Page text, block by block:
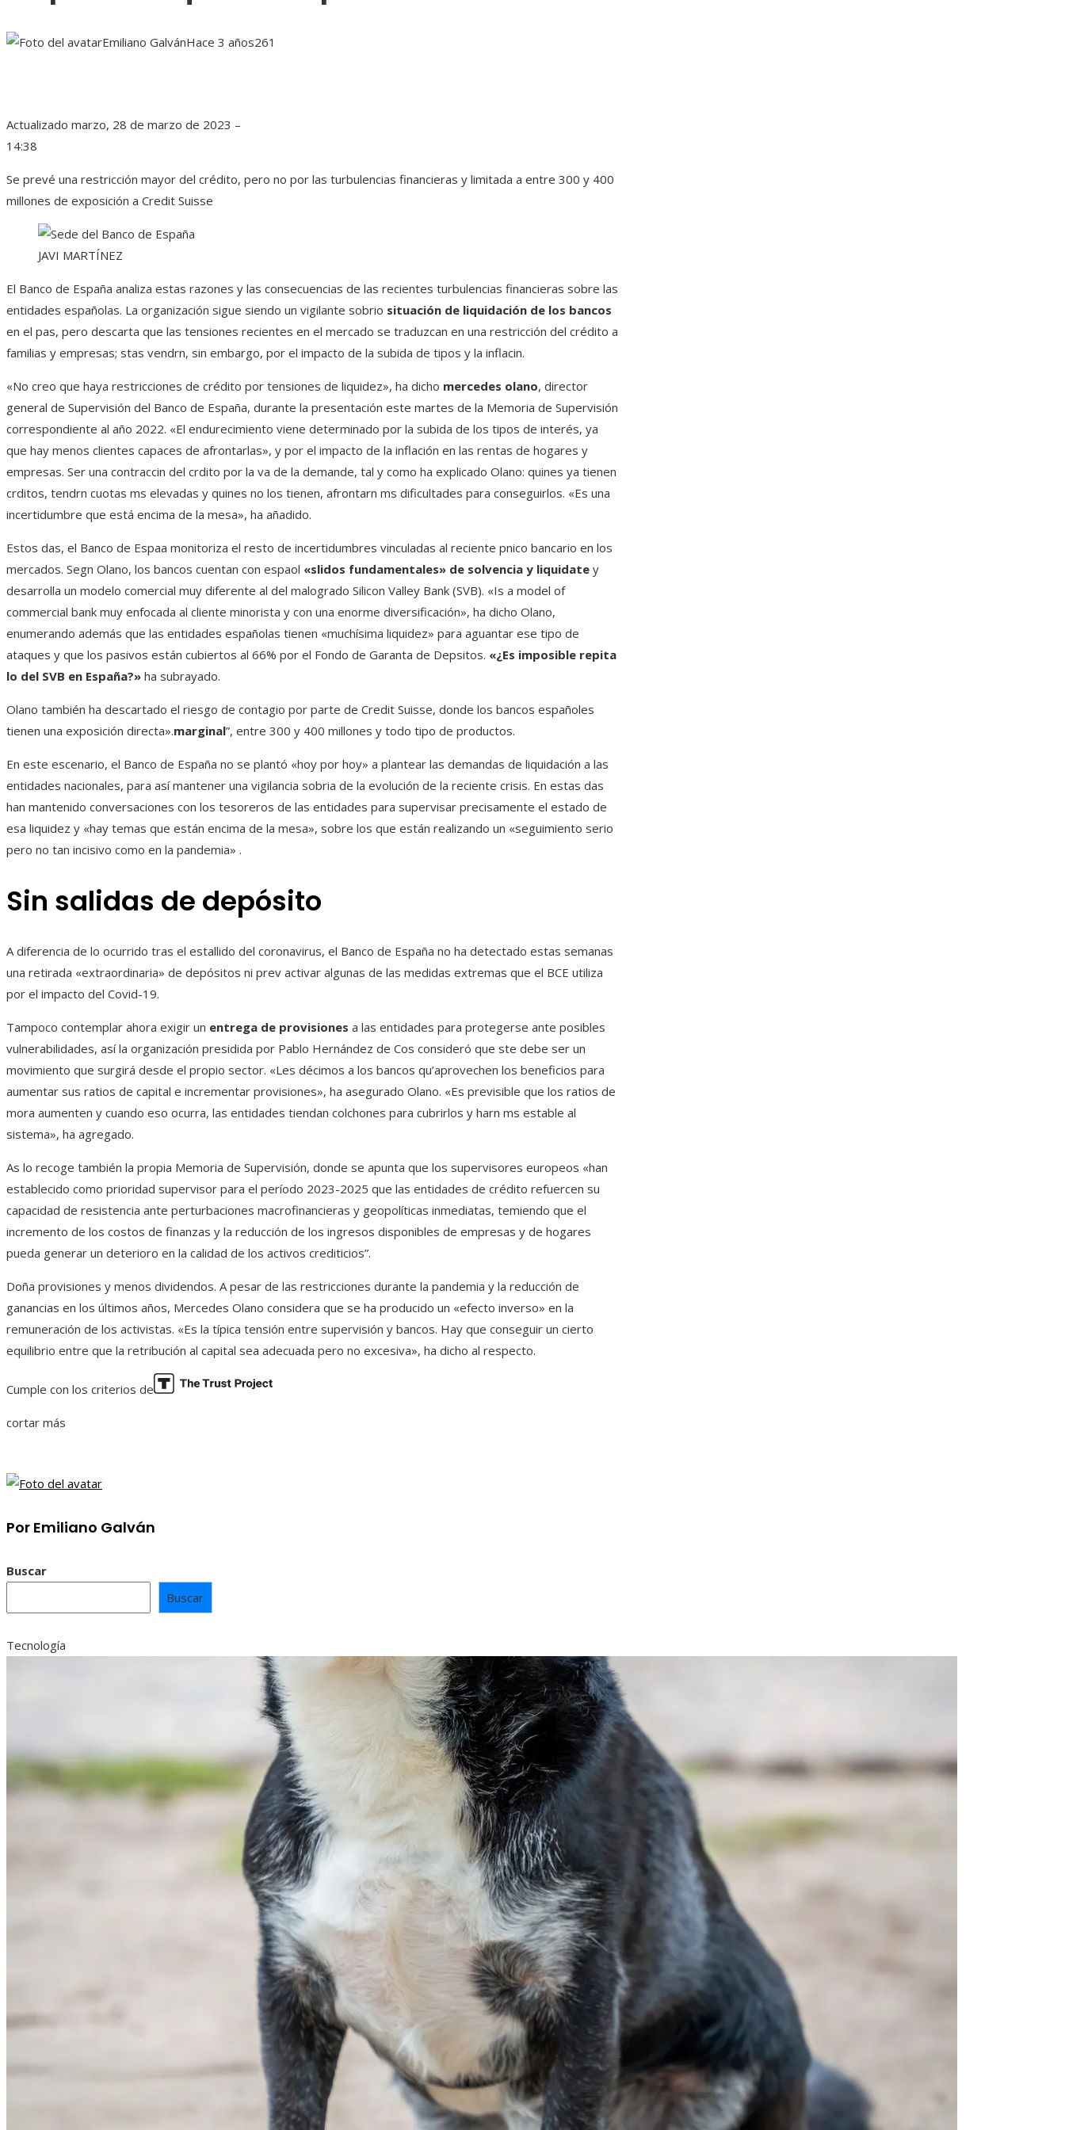
Emiliano GalvánHace 3 años261
Actualizado marzo, 28 de marzo de 2023 –
14:38
Se prevé una restricción mayor del crédito, pero no por las turbulencias financieras y limitada a entre 300 y 400
millones de exposición a Credit Suisse
JAVI MARTÍNEZ
El Banco de España analiza estas razones y las consecuencias de las recientes turbulencias financieras sobre las
entidades españolas. La organización sigue siendo un vigilante sobrio situación de liquidación de los bancos
en el pas, pero descarta que las tensiones recientes en el mercado se traduzcan en una restricción del crédito a
familias y empresas; stas vendrn, sin embargo, por el impacto de la subida de tipos y la inflacin.
«No creo que haya restricciones de crédito por tensiones de liquidez», ha dicho mercedes olano, director
general de Supervisión del Banco de España, durante la presentación este martes de la Memoria de Supervisión
correspondiente al año 2022. «El endurecimiento viene determinado por la subida de los tipos de interés, ya
que hay menos clientes capaces de afrontarlas», y por el impacto de la inflación en las rentas de hogares y
empresas. Ser una contraccin del crdito por la va de la demande, tal y como ha explicado Olano: quines ya tienen
crditos, tendrn cuotas ms elevadas y quines no los tienen, afrontarn ms dificultades para conseguirlos. «Es una
incertidumbre que está encima de la mesa», ha añadido.
Estos das, el Banco de Espaa monitoriza el resto de incertidumbres vinculadas al reciente pnico bancario en los
mercados. Segn Olano, los bancos cuentan con espaol «slidos fundamentales» de solvencia y liquidate y
desarrolla un modelo comercial muy diferente al del malogrado Silicon Valley Bank (SVB). «Is a model of
commercial bank muy enfocada al cliente minorista y con una enorme diversificación», ha dicho Olano,
enumerando además que las entidades españolas tienen «muchísima liquidez» para aguantar ese tipo de
ataques y que los pasivos están cubiertos al 66% por el Fondo de Garanta de Depsitos. «¿Es imposible repita
lo del SVB en España?» ha subrayado.
Olano también ha descartado el riesgo de contagio por parte de Credit Suisse, donde los bancos españoles
tienen una exposición directa».marginal”, entre 300 y 400 millones y todo tipo de productos.
En este escenario, el Banco de España no se plantó «hoy por hoy» a plantear las demandas de liquidación a las
entidades nacionales, para así mantener una vigilancia sobria de la evolución de la reciente crisis. En estas das
han mantenido conversaciones con los tesoreros de las entidades para supervisar precisamente el estado de
esa liquidez y «hay temas que están encima de la mesa», sobre los que están realizando un «seguimiento serio
pero no tan incisivo como en la pandemia» .
Sin salidas de depósito
A diferencia de lo ocurrido tras el estallido del coronavirus, el Banco de España no ha detectado estas semanas
una retirada «extraordinaria» de depósitos ni prev activar algunas de las medidas extremas que el BCE utiliza
por el impacto del Covid-19.
Tampoco contemplar ahora exigir un entrega de provisiones a las entidades para protegerse ante posibles
vulnerabilidades, así la organización presidida por Pablo Hernández de Cos consideró que ste debe ser un
movimiento que surgirá desde el propio sector. «Les décimos a los bancos qu’aprovechen los beneficios para
aumentar sus ratios de capital e incrementar provisiones», ha asegurado Olano. «Es previsible que los ratios de
mora aumenten y cuando eso ocurra, las entidades tiendan colchones para cubrirlos y harn ms estable al
sistema», ha agregado.
As lo recoge también la propia Memoria de Supervisión, donde se apunta que los supervisores europeos «han
establecido como prioridad supervisor para el período 2023-2025 que las entidades de crédito refuercen su
capacidad de resistencia ante perturbaciones macrofinancieras y geopolíticas inmediatas, temiendo que el
incremento de los costos de finanzas y la reducción de los ingresos disponibles de empresas y de hogares
pueda generar un deterioro en la calidad de los activos crediticios”.
Doña provisiones y menos dividendos. A pesar de las restricciones durante la pandemia y la reducción de
ganancias en los últimos años, Mercedes Olano considera que se ha producido un «efecto inverso» en la
remuneración de los activistas. «Es la típica tensión entre supervisión y bancos. Hay que conseguir un cierto
equilibrio entre que la retribución al capital sea adecuada pero no excesiva», ha dicho al respecto.
Cumple con los criterios de
cortar más
Por Emiliano Galván
Buscar
Buscar
Tecnología